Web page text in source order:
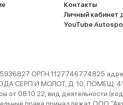
Контакты
Личный кабинет
YouTube
ОРГН 1127746774825
СЕРП И МОЛОТ, Д. 10, ПОМЕЩ. 41Н/
от 08.10.22, вид деятельности